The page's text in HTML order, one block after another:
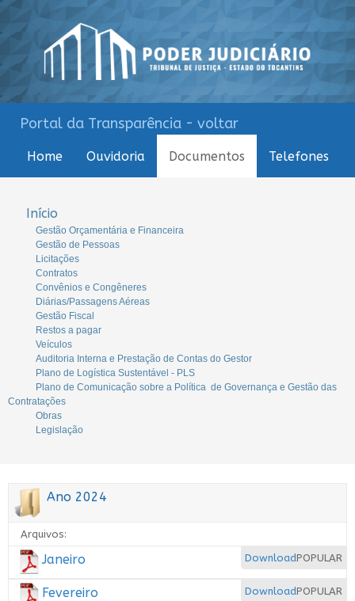
Portal da Transparência - voltar
Home Ouvidoria Documentos Telefones
Início
Gestão Orçamentária e Financeira
Gestão de Pessoas
Licitações
Contratos
Convênios e Congêneres
Diárias/Passagens Aéreas
Gestão Fiscal
Restos a pagar
Veículos
Auditoria Interna e Prestação de Contas do Gestor
Plano de Logística Sustentável - PLS
Plano de Comunicação sobre a Política de Governança e Gestão das
Contratações
Obras
Legislação
Ano 2024
Arquivos:
POPULAR
Download
Janeiro
POPULAR
Download
Fevereiro